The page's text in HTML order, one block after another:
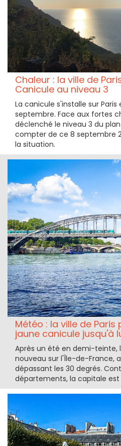
Chaleur : la ville de
Canicule au niveau 3
La canicule s'installe sur
septembre. Face aux fortes
déclenché le niveau 3 du
compter de ce 8 septembre
la situation.
Météo : la ville de
jaune canicule jusqu'à
Après un été en demi-teinte,
nouveau sur l'Île-de-France,
dépassant les 30 degrés.
départements, la capitale